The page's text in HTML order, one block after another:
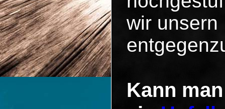
wir unsern
Kann